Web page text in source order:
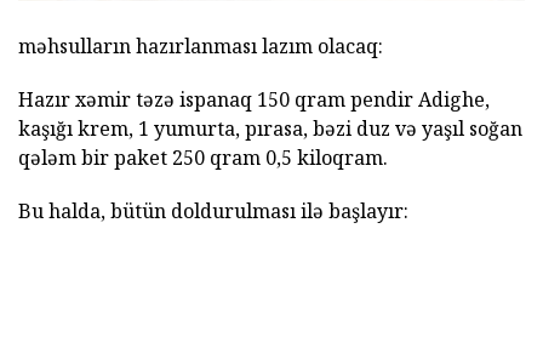
məhsulların hazırlanması lazım olacaq:
Hazır xəmir təzə ispanaq 150 qram pendir Adighe,
kaşığı krem, 1 yumurta, pırasa, bəzi duz və yaşıl soğan
qələm bir paket 250 qram 0,5 kiloqram.
Bu halda, bütün doldurulması ilə başlayır: